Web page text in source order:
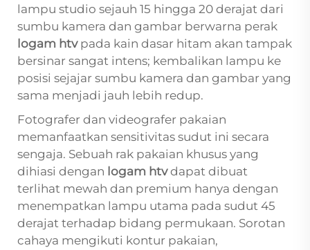
lampu studio sejauh 15 hingga 20 derajat dari
sumbu kamera dan gambar berwarna perak
logam htv pada kain dasar hitam akan tampak
bersinar sangat intens; kembalikan lampu ke
posisi sejajar sumbu kamera dan gambar yang
sama menjadi jauh lebih redup.
Fotografer dan videografer pakaian
memanfaatkan sensitivitas sudut ini secara
sengaja. Sebuah rak pakaian khusus yang
dihiasi dengan logam htvdapat dibuat
terlihat mewah dan premium hanya dengan
menempatkan lampu utama pada sudut 45
derajat terhadap bidang permukaan. Sorotan
cahaya mengikuti kontur pakaian,